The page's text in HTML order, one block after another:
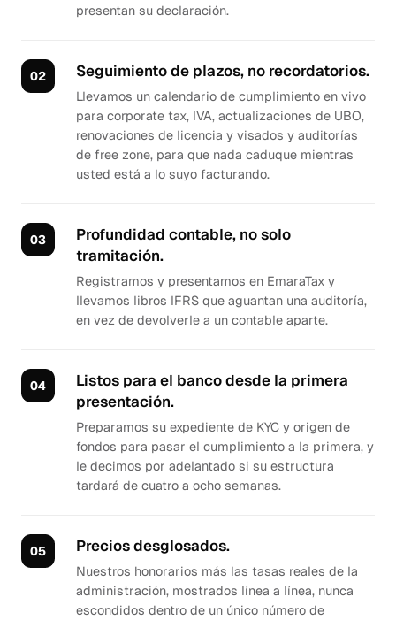
presentan su declaración.
Seguimiento de plazos, no recordatorios.
Llevamos un calendario de cumplimiento en vivo
para corporate tax, IVA, actualizaciones de UBO,
renovaciones de licencia y visados y auditorías
de free zone, para que nada caduque mientras
usted está a lo suyo facturando.
Profundidad contable, no solo
tramitación.
Registramos y presentamos en EmaraTax y
llevamos libros IFRS que aguantan una auditoría,
en vez de devolverle a un contable aparte.
Listos para el banco desde la primera
presentación.
Preparamos su expediente de KYC y origen de
fondos para pasar el cumplimiento a la primera, y
le decimos por adelantado si su estructura
tardará de cuatro a ocho semanas.
Precios desglosados.
Nuestros honorarios más las tasas reales de la
administración, mostrados línea a línea, nunca
escondidos dentro de un único número de